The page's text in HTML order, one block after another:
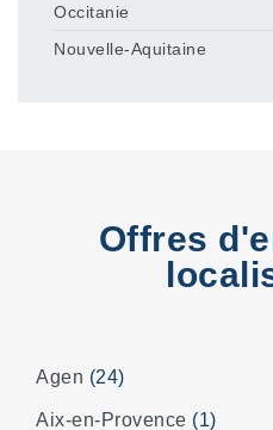
Occitanie
Nouvelle-Aquitaine
Offres
Agen (24)
Aix-en-Provence (1)